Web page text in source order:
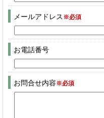
メールアドレス ※必須
お電話番号
お問合せ内容※必須